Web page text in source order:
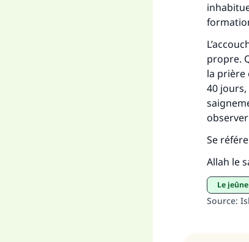
propre.
la prière
40 jours,
Se
Allah le
Le
Source: